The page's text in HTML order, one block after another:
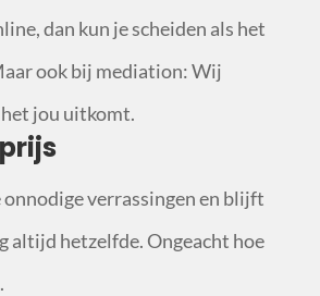
dan kun je scheiden als het
ook bij mediation: Wij
het jou uitkomt.
onnodige verrassingen en blijft
altijd hetzelfde. Ongeacht hoe